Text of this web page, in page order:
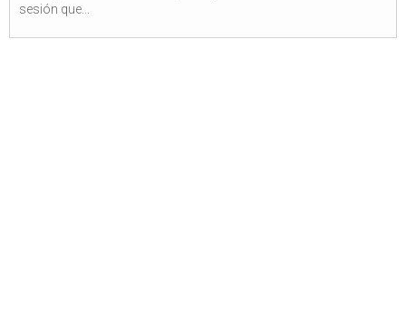
sesión que...